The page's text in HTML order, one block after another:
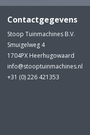
Contactgegevens
Stoop Tuinmachines B.V.
Smuigelweg 4
1704PX Heerhugowaard
info@stooptuinmachines.nl
+31 (0) 226 421353